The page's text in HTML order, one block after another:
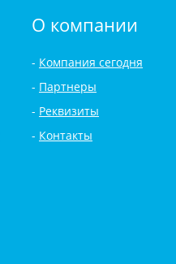
О компании
Компания сегодня
Партнеры
Реквизиты
Контакты